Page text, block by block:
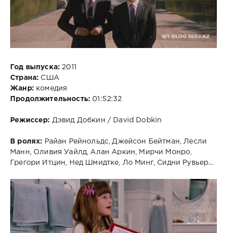
Год выпуска: 2011
Страна: США
Жанр:комедия
Продолжительность: 01:52:32
Режиссер: Дэвид Добкин / David Dobkin
В ролях: Райан Рейнольдс, Джейсон Бейтман, Лесли
Манн, Оливия Уайлд, Алан Аркин, Мирчи Монро,
Грегори Итцин, Нед Шмидтке, Ло Минг, Сидни Рувьер...